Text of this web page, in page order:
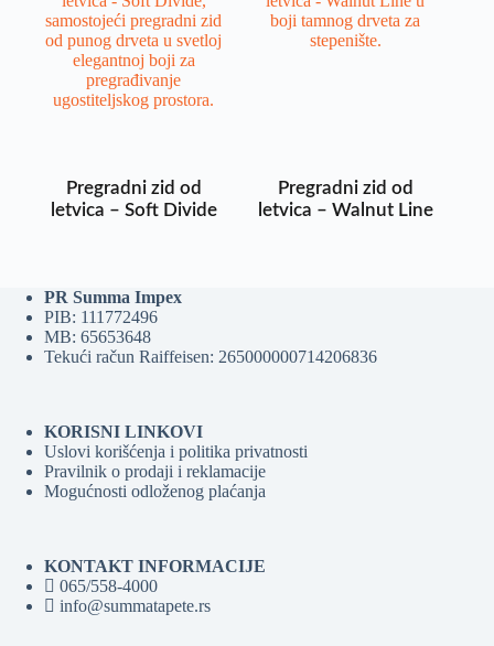
Pregradni zid od
letvica – Soft Divide
Pregradni zid od
letvica – Walnut Line
PR Summa Impex
PIB: 111772496
MB: 65653648
Tekući račun Raiffeisen: 265000000714206836
KORISNI LINKOVI
Uslovi korišćenja i politika privatnosti
Pravilnik o prodaji i reklamacije
Mogućnosti odloženog plaćanja
KONTAKT INFORMACIJE
065/558-4000
info@summatapete.rs